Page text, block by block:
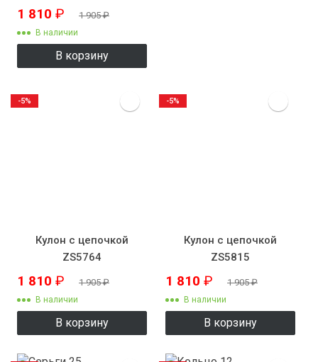
1 810 ₽ 1 905₽
В наличии
В корзину
Кулон с цепочкой
ZS5764
1 810 ₽ 1 905₽
В наличии
В корзину
-5%
Кулон с цепочкой
ZS5815
1 810 ₽ 1 905₽
В наличии
В корзину
-5%